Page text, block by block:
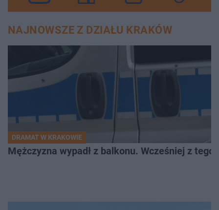
NAJNOWSZE Z DZIAŁU KRAKÓW
DRAMAT W KRAKOWIE
Mężczyzna wypadł z balkonu. Wcześniej z